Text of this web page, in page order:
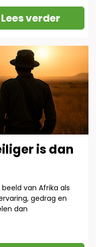
Lees verder
is dan
van Afrika als
gedrag en
dan